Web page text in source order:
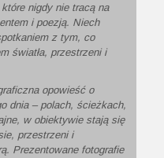
nigdy nie tracą na
i poezją. Niech
z tym, co
światła, przestrzeni i
opowieść o
dnia – polach, ścieżkach,
w obiektywie stają się
przestrzeni i
Prezentowane fotografie